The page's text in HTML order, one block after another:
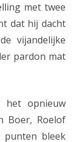
met twee
dat hij dacht
vijandelijke
pardon mat
het opnieuw
Boer, Roelof
punten bleek